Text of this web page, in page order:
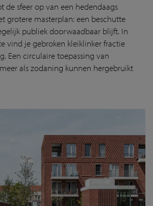
de sfeer op van een hedendaags
grotere masterplan: een beschutte
publiek doorwaadbaar blijft. In
vind je gebroken kleiklinker fractie
Een circulaire toepassing van
als zodaning kunnen hergebruikt